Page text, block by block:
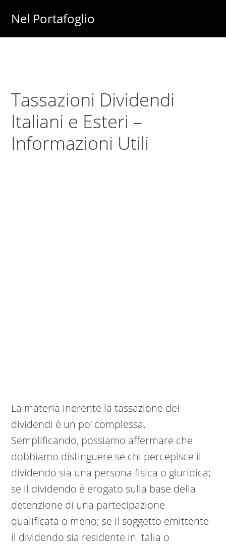
main
primary
Nel Portafoglio
Risparmio
-
Soldi
Tassazioni Dividendi
Italiani e Esteri –
Informazioni Utili
La materia inerente la tassazione dei
dividendi è un po’ complessa.
Semplificando, possiamo affermare che
dobbiamo distinguere se chi percepisce il
dividendo sia una persona fisica o giuridica;
se il dividendo è erogato sulla base della
detenzione di una partecipazione
qualificata o meno; se il soggetto emittente
il dividendo sia residente in Italia o